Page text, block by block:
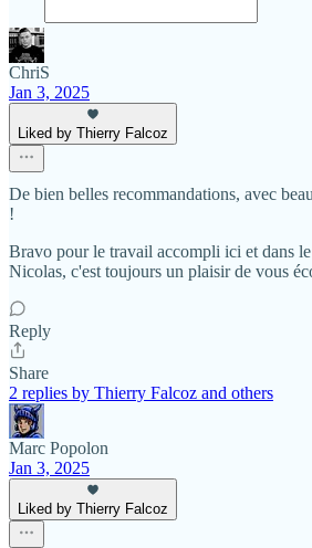
ChriS
Jan 3, 2025
Liked by Thierry Falcoz
De bien belles recommandations, avec
!
Bravo pour le travail accompli ici et dans
Nicolas, c'est toujours un plaisir de vous
Reply
Share
2 replies by Thierry Falcoz and others
Marc Popolon
Jan 3, 2025
Liked by Thierry Falcoz